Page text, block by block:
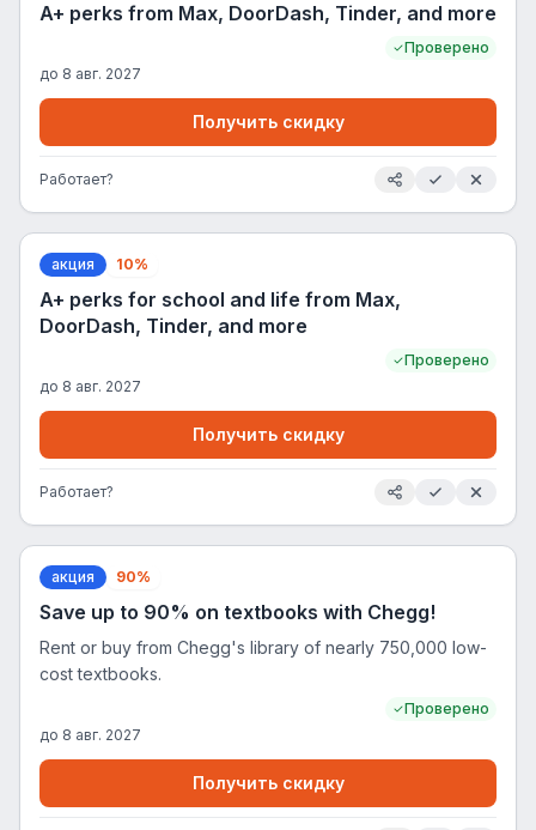
A+ perks from Max, DoorDash, Tinder, and more
Проверено
до 8 авг. 2027
Получить скидку
Работает?
акция 10%
A+ perks for school and life from Max,
DoorDash, Tinder, and more
Проверено
до 8 авг. 2027
Получить скидку
Работает?
акция 90%
Save up to 90% on textbooks with Chegg!
Rent or buy from Chegg's library of nearly 750,000 low-
cost textbooks.
Проверено
до 8 авг. 2027
Получить скидку